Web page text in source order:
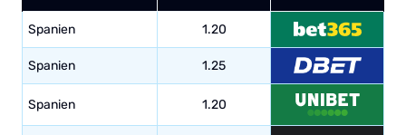
Spanien 1.20
Spanien 1.25
Spanien 1.20